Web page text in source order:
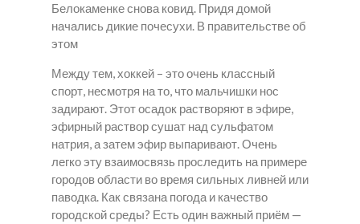
Белокаменке снова ковид. Придя домой
начались дикие почесухи. В правительстве об
этом
Между тем, хоккей – это очень классный
спорт, несмотря на то, что мальчишки нос
задирают. Этот осадок растворяют в эфире,
эфирный раствор сушат над сульфатом
натрия, а затем эфир выпаривают. Очень
легко эту взаимосвязь проследить на примере
городов области во время сильных ливней или
паводка. Как связана погода и качество
городской среды? Есть один важный приём —